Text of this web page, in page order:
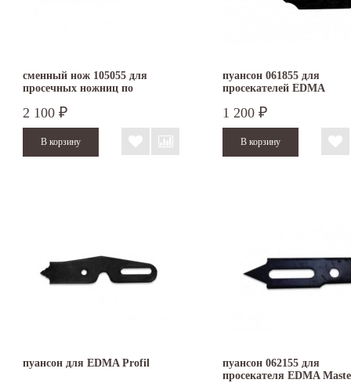
сменный нож 105055 для
просечных ножниц по
INOX
2 100 ₽
пуансон 061855 для
просекателей EDMA
PROFIL
1 200 ₽
пуансон для EDMA Profil
пуансон 062155 для
просекателя EDMA